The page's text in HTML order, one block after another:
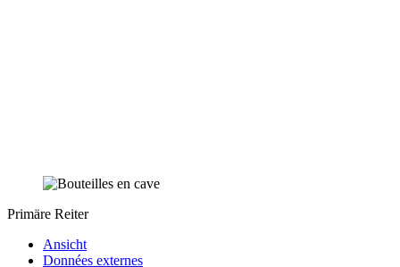
Primäre Reiter
Ansicht
Données externes